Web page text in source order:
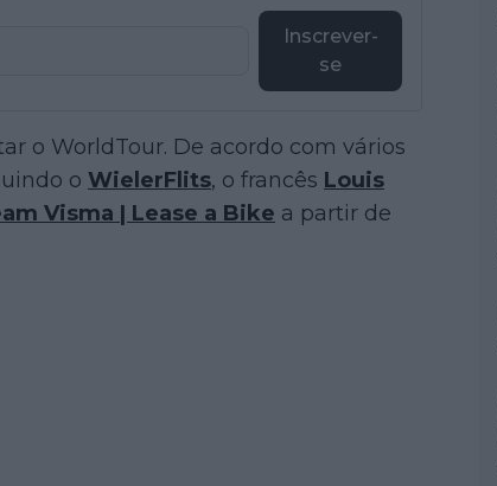
Inscrever-
se
o WorldTour. De acordo com vários
o WielerFlits, o francês Louis
Visma | Lease a Bike a partir de